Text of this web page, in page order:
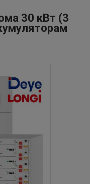
30 кВт (3